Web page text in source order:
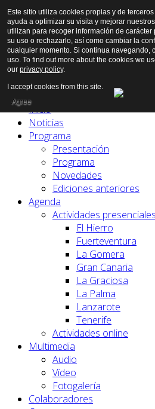
Inicio
Noticias
Programa
Presentación
Programa
Novedades
Ediciones anteriores
Agenda
Actividades presenciales
El Hierro
Fuerteventura
La Gomera
Gran Canaria
La Graciosa
La Palma
Lanzarote
Tenerife
Actividades online
Multimedia
Audio
Vídeo
Fotogalería
Colaboradores
Este sitio utiliza cookies propias y de
ayuda a optimizar su visita y mejorar
utilizan para recoger información de
su uso o rechazarlo, así como cambiar la
cualquier momento. Si continua navegando,
uso. To find out more about the cookies we
our privacy policy.
I accept cookies from this site.
Agree